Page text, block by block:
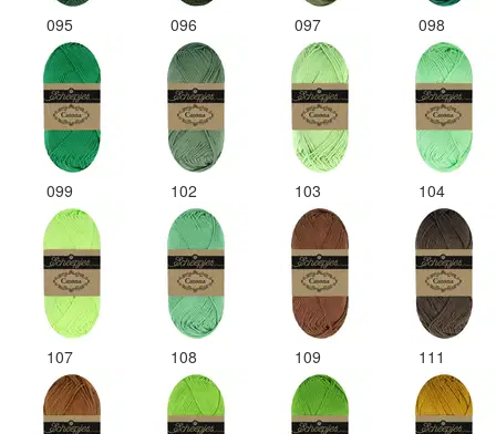
095 096 097 098
099 102 103 104
107 108 109 111